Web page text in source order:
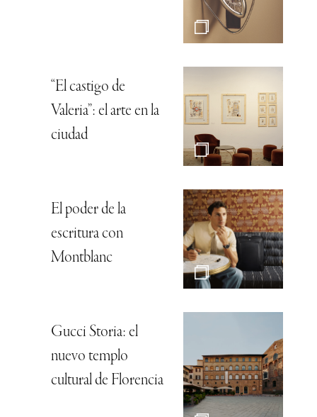
“El castigo de
Valeria”: el arte en la
ciudad
El poder de la
escritura con
Montblanc
Gucci Storia: el
nuevo templo
cultural de Florencia